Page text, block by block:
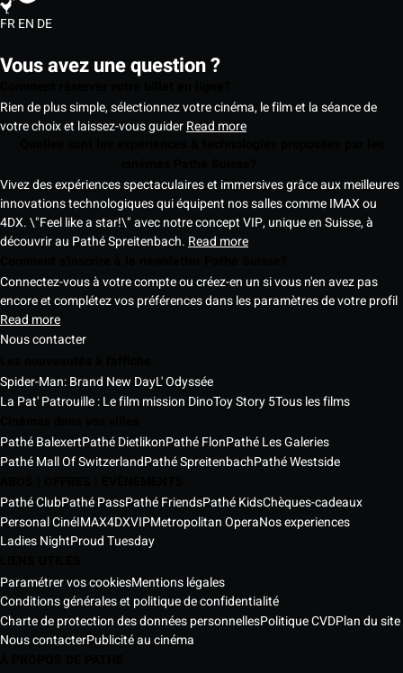
FREN DE
Vous avez une question ?
Rien de plus simple, sélectionnez votre cinéma, le film et la séance de
votre choix et laissez-vous guiderRead more
Vivez des expériences spectaculaires et immersives grâce aux meilleures
innovations technologiques qui équipent nos salles comme IMAX ou
4DX. \"Feel like a star!\" avec notre concept VIP, unique en Suisse, à
découvrir au Pathé Spreitenbach. Read more
Connectez-vous à votre compte ou créez-en un si vous n'en avez pas
encore et complétez vos préférences dans les paramètres de votre profil
Read more
Nous contacter
Spider-Man: Brand New DayL' Odyssée
La Pat' Patrouille : Le film mission DinoToy Story 5Tous les films
Pathé BalexertPathé DietlikonPathé FlonPathé Les Galeries
Pathé Mall Of SwitzerlandPathé SpreitenbachPathé Westside
Pathé ClubPathé PassPathé FriendsPathé KidsChèques-cadeaux
Personal CinéIMAX4DXVIPMetropolitan OperaNos experiences
Ladies NightProud Tuesday
Paramétrer vos cookiesMentions légales
Conditions générales et politique de confidentialité
Charte de protection des données personnellesPolitique CVDPlan du site
Nous contacterPublicité au cinéma